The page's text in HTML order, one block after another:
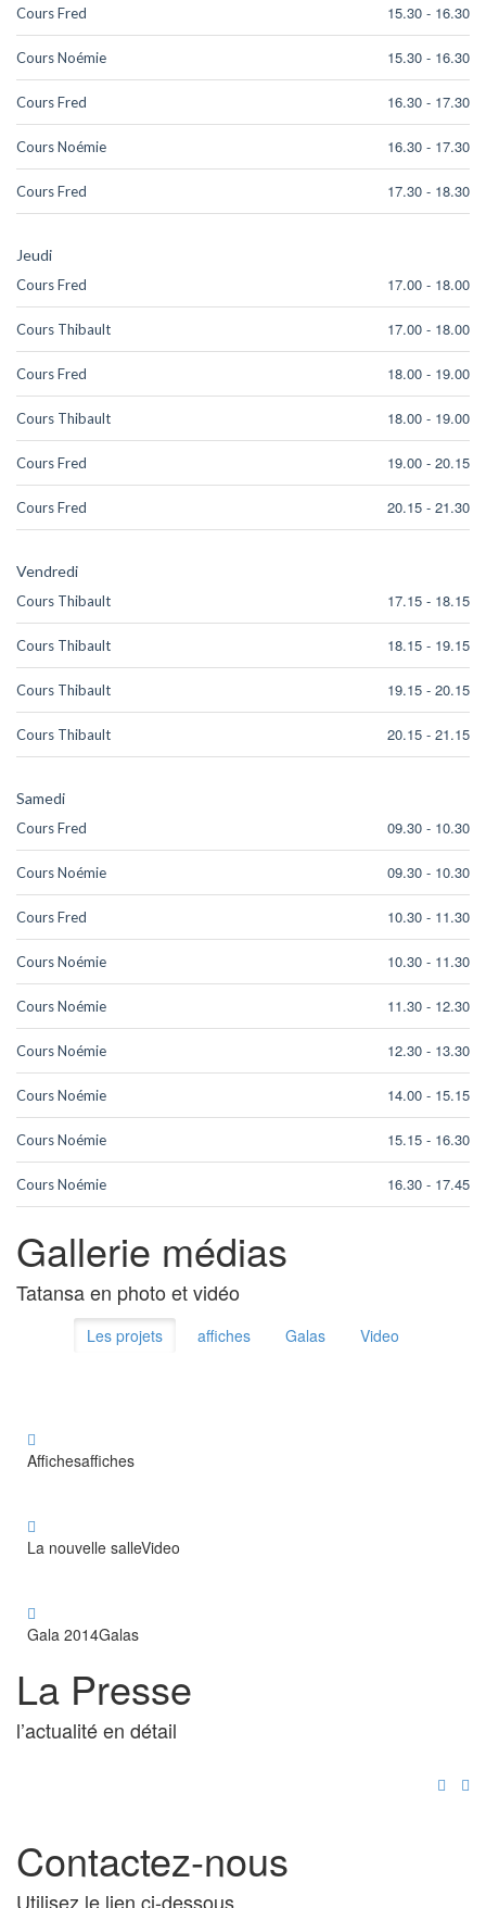
Cours Fred 15.30 - 16.30
Cours Noémie 15.30 - 16.30
Cours Fred 16.30 - 17.30
Cours Noémie 16.30 - 17.30
Cours Fred 17.30 - 18.30
Jeudi
Cours Fred 17.00 - 18.00
Cours Thibault 17.00 - 18.00
Cours Fred 18.00 - 19.00
Cours Thibault 18.00 - 19.00
Cours Fred 19.00 - 20.15
Cours Fred 20.15 - 21.30
Vendredi
Cours Thibault 17.15 - 18.15
Cours Thibault 18.15 - 19.15
Cours Thibault 19.15 - 20.15
Cours Thibault 20.15 - 21.15
Samedi
Cours Fred 09.30 - 10.30
Cours Noémie 09.30 - 10.30
Cours Fred 10.30 - 11.30
Cours Noémie 10.30 - 11.30
Cours Noémie 11.30 - 12.30
Cours Noémie 12.30 - 13.30
Cours Noémie 14.00 - 15.15
Cours Noémie 15.15 - 16.30
Cours Noémie 16.30 - 17.45
Gallerie médias
Tatansa en photo et vidéo
Les projets affiches Galas Video
Affichesaffiches
La nouvelle salleVideo
Gala 2014Galas
La Presse
l’actualité en détail
Contactez-nous
Utilisez le lien ci-dessous